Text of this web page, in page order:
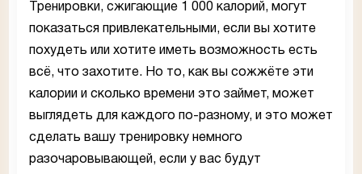
Тренировки, сжигающие 1 000 калорий, могут
показаться привлекательными, если вы хотите
похудеть или хотите иметь возможность есть
всё, что захотите. Но то, как вы сожжёте эти
калории и сколько времени это займет, может
выглядеть для каждого по-разному, и это может
сделать вашу тренировку немного
разочаровывающей, если у вас будут